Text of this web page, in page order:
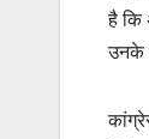
है कि
उनके